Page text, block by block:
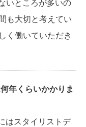
いところが多いの
も大切と考えてい
く働いていただき
年くらいかかりま
はスタイリストデ